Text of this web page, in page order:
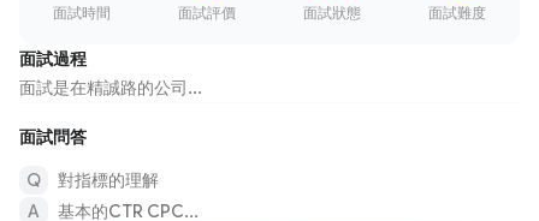
面試時間 面試評價 面試狀態 面試難度
面試過程
面試是在精誠路的公司...
面試問答
對指標的理解
基本的CTR CPC...